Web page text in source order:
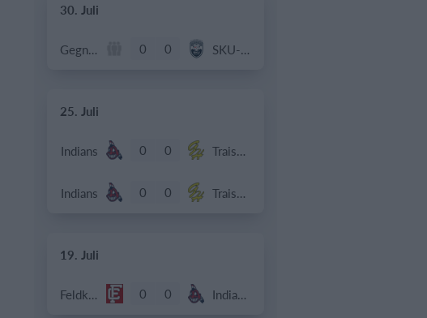
30. Juli
Gegner 0 0 SKU-AMA
25. Juli
Indians 0 0 Traiskirchen Grasshoppers
Indians 0 0 Traiskirchen Grasshoppers
19. Juli
Feldkirch Cardinals U18 0 0 Indians 2